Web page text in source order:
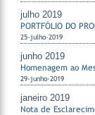
julho 2019
PORTFÓLIO DO
25-julho-2019
junho 2019
Homenagem ao
29-junho-2019
janeiro 2019
Nota de